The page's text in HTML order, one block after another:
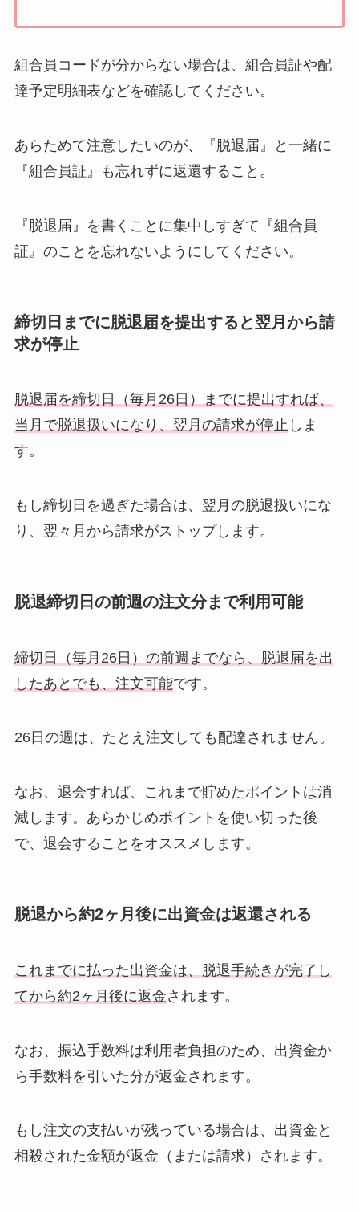
組合員コードが分からない場合は、組合員証や配
達予定明細表などを確認してください。
あらためて注意したいのが、『脱退届』と一緒に
『組合員証』も忘れずに返還すること。
『脱退届』を書くことに集中しすぎて『組合員
証』のことを忘れないようにしてください。
締切日までに脱退届を提出すると翌月から請
求が停止
脱退届を締切日（毎月26日）までに提出すれば、
当月で脱退扱いになり、翌月の請求が停止 しま
す。
もし締切日を過ぎた場合は、翌月の脱退扱いにな
り、翌々月から請求がストップします。
脱退締切日の前週の注文分まで利用可能
締切日（毎月26日）の前週までなら、脱退届を出
したあとでも、注文可能です。
26日の週は、たとえ注文しても配達されません。
なお、退会すれば、これまで貯めたポイントは消
滅します。あらかじめポイントを使い切った後
で、退会することをオススメします。
脱退から約2ヶ月後に出資金は返還される
これまでに払った出資金は、脱退手続きが完了し
てから約2ヶ月後に返金されます。
なお、振込手数料は利用者負担のため、出資金か
ら手数料を引いた分が返金されます。
もし注文の支払いが残っている場合は、出資金と
相殺された金額が返金（または請求）されます。